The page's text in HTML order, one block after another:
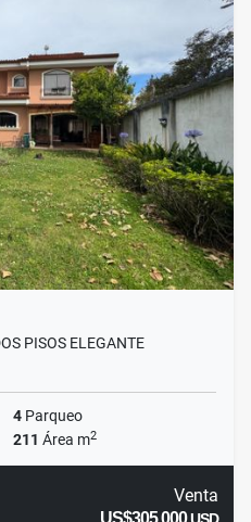
PISOS ELEGANTE
4 Parqueo
211 Área m2
Venta